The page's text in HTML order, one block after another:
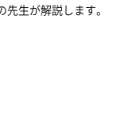
生が解説します。